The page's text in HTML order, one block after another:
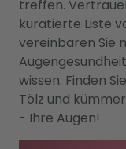
treffen.
kuratierte Liste
vereinbaren Sie
wissen. Finden
Tölz und
- Ihre Augen!